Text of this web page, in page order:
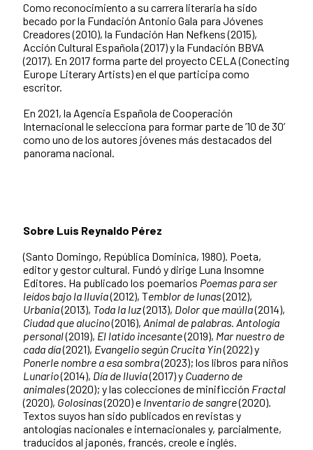
Como reconocimiento a su carrera literaria ha sido
becado por la Fundación Antonio Gala para Jóvenes
Creadores (2010), la Fundación Han Nefkens (2015),
Acción Cultural Española (2017) y la Fundación BBVA
(2017). En 2017 forma parte del proyecto CELA (Conecting
Europe Literary Artists) en el que participa como
escritor.
En 2021, la Agencia Española de Cooperación
Internacional le selecciona para formar parte de ’10 de 30’
como uno de los autores jóvenes más destacados del
panorama nacional.
Sobre Luis Reynaldo Pérez
(Santo Domingo, República Dominica, 1980). Poeta,
editor y gestor cultural. Fundó y dirige Luna Insomne
Editores. Ha publicado los poemarios Poemas para ser
leídos bajo la lluvia(2012), Temblor de lunas(2012),
Urbania(2013), Toda la luz(2013), Dolor que maúlla(2014),
Ciudad que alucino(2016), Animal de palabras. Antología
personal(2019), El latido incesante(2019), Mar nuestro de
cada día(2021), Evangelio según Crucita Yin(2022) y
Ponerle nombre a esa sombra(2023); los libros para niños
Lunario(2014), Día de lluvia(2017) y Cuaderno de
animales(2020); y las colecciones de minificción Fractal
(2020), Golosinas(2020) e Inventario de sangre(2020).
Textos suyos han sido publicados en revistas y
antologías nacionales e internacionales y, parcialmente,
traducidos al japonés, francés, creole e inglés.